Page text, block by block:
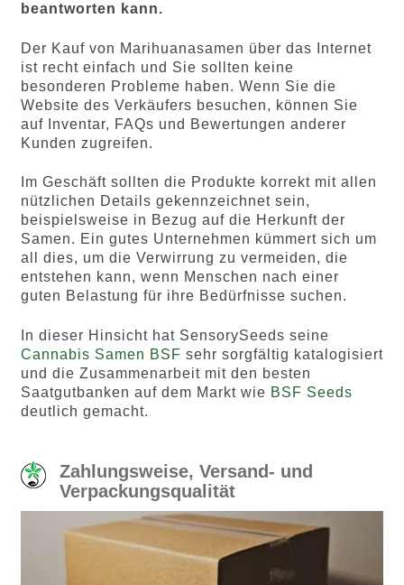
beantworten kann.
Der Kauf von Marihuanasamen über das Internet
ist recht einfach und Sie sollten keine
besonderen Probleme haben. Wenn Sie die
Website des Verkäufers besuchen, können Sie
auf Inventar, FAQs und Bewertungen anderer
Kunden zugreifen.
Im Geschäft sollten die Produkte korrekt mit allen
nützlichen Details gekennzeichnet sein,
beispielsweise in Bezug auf die Herkunft der
Samen. Ein gutes Unternehmen kümmert sich um
all dies, um die Verwirrung zu vermeiden, die
entstehen kann, wenn Menschen nach einer
guten Belastung für ihre Bedürfnisse suchen.
In dieser Hinsicht hat SensorySeeds seine
Cannabis Samen BSF sehr sorgfältig katalogisiert
und die Zusammenarbeit mit den besten
Saatgutbanken auf dem Markt wie BSF Seeds
deutlich gemacht.
Zahlungsweise, Versand- und
Verpackungsqualität